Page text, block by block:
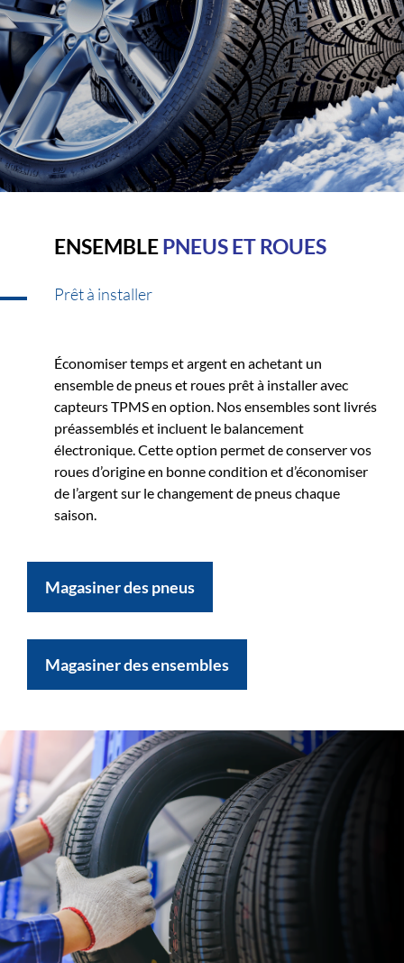
ENSEMBLEPNEUS ET ROUES
Prêt à installer
Économiser temps et argent en achetant un
ensemble de pneus et roues prêt à installer avec
capteurs TPMS en option. Nos ensembles sont livrés
préassemblés et incluent le balancement
électronique. Cette option permet de conserver vos
roues d’origine en bonne condition et d’économiser
de l’argent sur le changement de pneus chaque
saison.
Magasiner des pneus
Magasiner des ensembles